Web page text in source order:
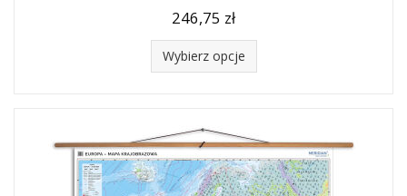
246,75 zł
Wybierz opcje